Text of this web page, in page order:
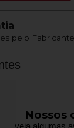
pelo Fabricante
Nossos
veja algumas